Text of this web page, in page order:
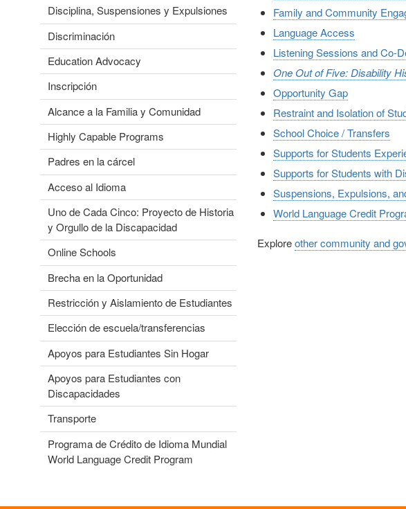
Disciplina, Suspensiones y Expulsiones
Discriminación
Education Advocacy
Inscripción
Alcance a la Familia y Comunidad
Highly Capable Programs
Padres en la cárcel
Acceso al Idioma
Uno de Cada Cinco: Proyecto de Historia
y Orgullo de la Discapacidad
Online Schools
Brecha en la Oportunidad
Restricción y Aislamiento de Estudiantes
Elección de escuela/transferencias
Apoyos para Estudiantes Sin Hogar
Apoyos para Estudiantes con
Discapacidades
Transporte
Programa de Crédito de Idioma Mundial
World Language Credit Program
Family and Community
Language Access
Listening Sessions and Co-
One Out of Five: Disability
Opportunity Gap
Restraint and Isolation of
School Choice / Transfers
Supports for Students
Supports for Students with
Suspensions, Expulsions,
World Language Credit
Exploreother community and